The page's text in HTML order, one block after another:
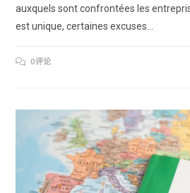
auxquels sont confrontées les
est unique, certaines excuses…
0评论